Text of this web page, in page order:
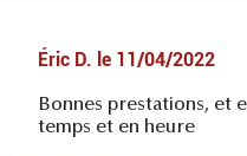
Éric D. le 11/04/2022
Bonnes prestations, et
temps et en heure